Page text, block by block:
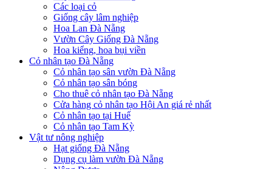
Các loại cỏ
Giống cây lâm nghiệp
Hoa Lan Đà Nẵng
Vườn Cây Giống Đà Nẵng
Hoa kiểng, hoa bụi viền
Cỏ nhân tạo Đà Nẵng
Cỏ nhân tạo sân vườn Đà Nẵng
Cỏ nhân tạo sân bóng
Cho thuê cỏ nhân tạo Đà Nẵng
Cửa hàng cỏ nhân tạo Hội An giá rẻ nhất
Cỏ nhân tạo tại Huế
Cỏ nhân tạo Tam Kỳ
Vật tư nông nghiệp
Hạt giống Đà Nẵng
Dụng cụ làm vườn Đà Nẵng